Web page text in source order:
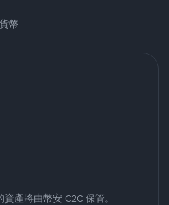
幣
產將由幣安 C2C 保管。